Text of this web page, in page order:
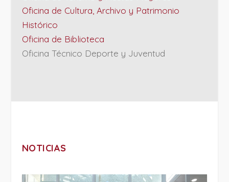
Oficina de Cultura, Archivo y Patrimonio
Histórico
Oficina de Biblioteca
Oficina Técnico Deporte y Juventud
NOTICIAS